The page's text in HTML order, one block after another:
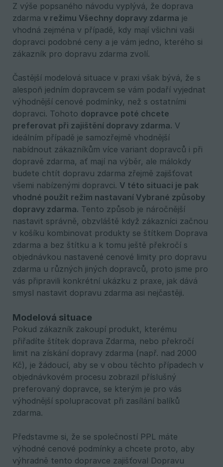
Z výše popsaného návodu vyplývá, že doprava
zdarma v režimu Všechny dopravy zdarma je
vhodná zejména v případě, kdy mají všichni vaši
dopravci podobné ceny a je vám jedno, kterého si
zákazník pro dopravu zdarma zvolí.
Častější modelová situace v praxi však bývá, že s
alespoň jedním dopravcem se vám podaří vyjednat
výhodnější cenové podmínky, než s ostatními
dopravci. Tohoto dopravce poté chcete
preferovat při zajištění dopravy zdarma. V
ideálním případě je samozřejmě vhodnější
nabídnout zákazníkům více variant dopravců i při
dopravě zdarma, ať mají na výběr, ale málokdy
budete chtít dopravu zdarma zřejmě zajišťovat
všemi nabízenými dopravci. V této situaci je pak
vhodné použít režim nastavaní Vybrané způsoby
dopravy zdarma. Tento způsob je náročnější
nastavit správně, obzvláště když zákazníci začnou
v košíku kombinovat produkty se štítkem Doprava
zdarma a bez štítku a k tomu ještě překročí s
objednávkou nastavené cenové limity pro dopravu
zdarma u různých jiných dopravců, proto jsme pro
vás připravili konkrétní ukázku z praxe, jak dává
smysl nastavit dopravu zdarma asi nejčastěji.
Modelová situace
Pokud zákazník zakoupí produkt, kterému
přiřadíte štítek doprava Zdarma, nebo překročí
limit na získání dopravy zdarma (např. nad 2000
Kč), je žádoucí, aby se v obou těchto případech v
objednávkovém procesu zobrazil příslušný
preferovaný dopravce, se kterým je pro vás
výhodnější spolupracovat při zasílání balíků
zdarma.
Představme si, že se společností PPL máte
výhodné cenové podmínky a chcete proto, aby
výhradně tento dopravce zajišťoval Dopravu